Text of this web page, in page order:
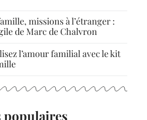
missions à l’étranger :
de Marc de Chalvron
l’amour familial avec le kit
populaires